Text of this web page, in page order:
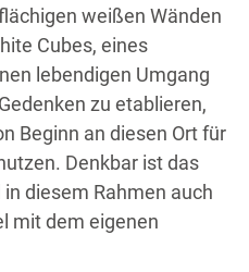
weißen Wänden
Cubes, eines
lebendigen Umgang
zu etablieren,
Beginn an diesen Ort für
Denkbar ist das
diesem Rahmen auch
mit dem eigenen